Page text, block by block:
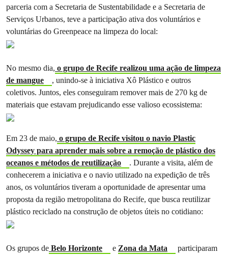
parceria com a Secretaria de Sustentabilidade e a Secretaria de
Serviços Urbanos, teve a participação ativa dos voluntários e
voluntárias do Greenpeace na limpeza do local:
No mesmo dia, o grupo de Recife realizou uma ação de limpeza
de mangue
, unindo-se à iniciativa Xô Plástico e outros
coletivos. Juntos, eles conseguiram remover mais de 270 kg de
materiais que estavam prejudicando esse valioso ecossistema:
Em 23 de maio, o grupo de Recife visitou o navio Plastic
Odyssey para aprender mais sobre a remoção de plástico dos
oceanos e métodos de reutilização
. Durante a visita, além de
conhecerem a iniciativa e o navio utilizado na expedição de três
anos, os voluntários tiveram a oportunidade de apresentar uma
proposta da região metropolitana do Recife, que busca reutilizar
plástico reciclado na construção de objetos úteis no cotidiano:
Os grupos de Belo Horizonte e Zona da Mata
participaram